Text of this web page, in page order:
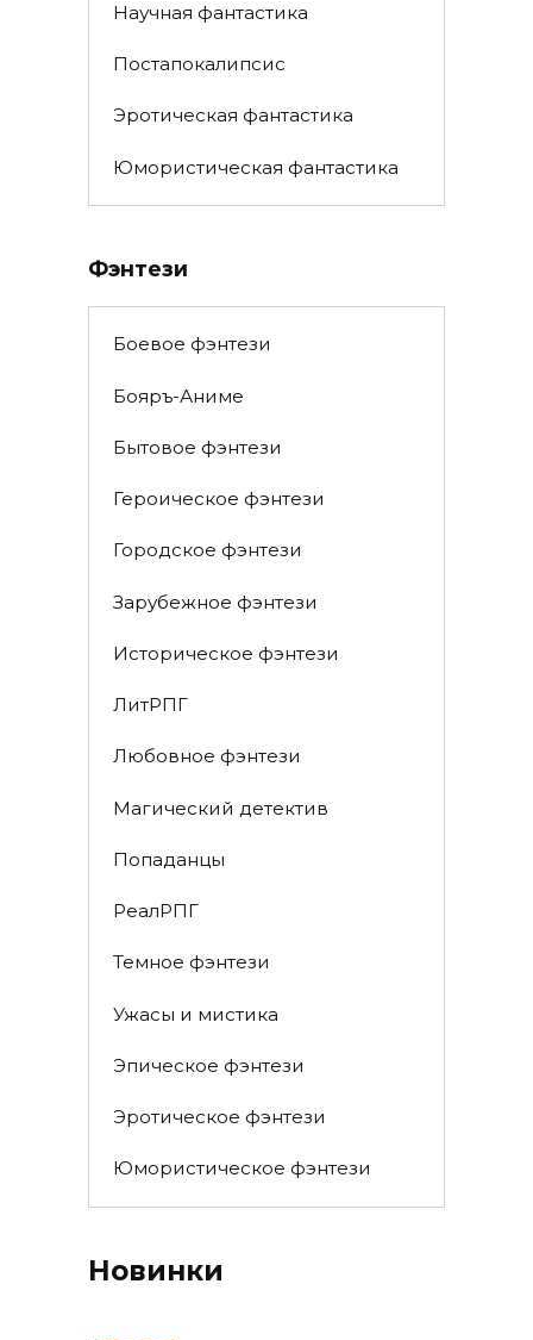
Научная фантастика
Постапокалипсис
Эротическая фантастика
Юмористическая фантастика
Фэнтези
Боевое фэнтези
Бояръ-Аниме
Бытовое фэнтези
Героическое фэнтези
Городское фэнтези
Зарубежное фэнтези
Историческое фэнтези
ЛитРПГ
Любовное фэнтези
Магический детектив
Попаданцы
РеалРПГ
Темное фэнтези
Ужасы и мистика
Эпическое фэнтези
Эротическое фэнтези
Юмористическое фэнтези
Новинки